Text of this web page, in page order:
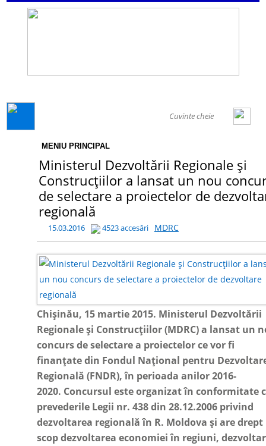
MENIU PRINCIPAL
Ministerul Dezvoltării Regionale și
Construcțiilor a lansat un nou
de selectare a proiectelor de
regională
15.03.2016 4523 accesări MDRC
Chișinău, 15 martie 2015. Ministerul Dezvoltării
Regionale și Construcțiilor (MDRC) a lansat un
concurs de selectare a proiectelor ce vor fi
finanțate din Fondul Național pentru
Regională (FNDR), în perioada anilor 2016-
2020. Concursul este organizat în conformitate
prevederile Legii nr. 438 din 28.12.2006 privind
dezvoltarea regională în R. Moldova și are drept
scop dezvoltarea economiei în regiuni,